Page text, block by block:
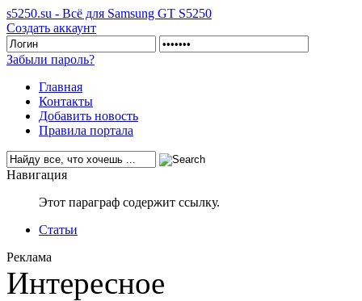
s5250.su - Всё для Samsung GT S5250
Создать аккаунт
Забыли пароль?
Главная
Контакты
Добавить новость
Правила портала
Навигация
Этот параграф содержит ссылку.
Статьи
Реклама
Интересное